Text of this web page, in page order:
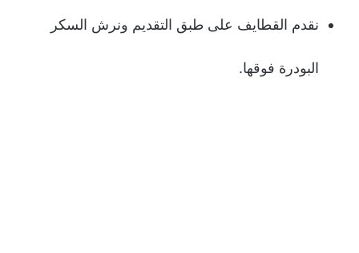
نقدم القطايف على طبق التقديم ونرش السكر
البودرة فوقها.